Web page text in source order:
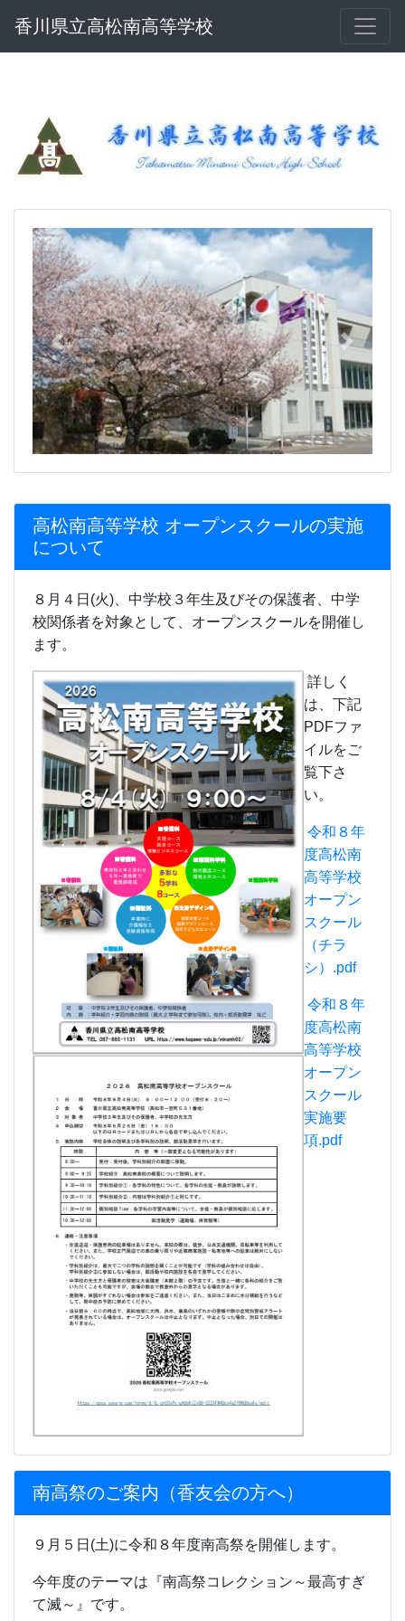
香川県立高松南高等学校
Previous Next
高松南高等学校 オープンスクールの実施
について
８月４日(火)、中学校３年生及びその保護者、中学
校関係者を対象として、オープンスクールを開催し
ます。
詳しく
は、下記
PDFファ
イルをご
覧下さ
い。
令和８年
度高松南
高等学校
オープン
スクール
（チラ
シ）.pdf
令和８年
度高松南
高等学校
オープン
スクール
実施要
項.pdf
南高祭のご案内（香友会の方へ）
９月５日(土)に令和８年度南高祭を開催します。
今年度のテーマは『南高祭コレクション～最高すぎ
て滅～』です。